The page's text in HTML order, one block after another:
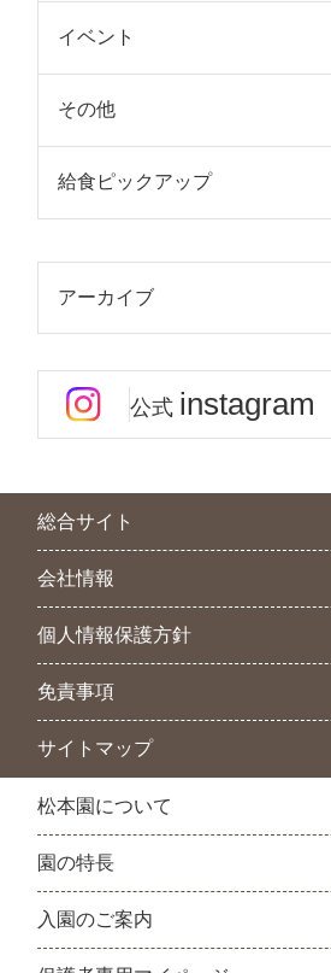
イベント
その他
給食ピックアップ
アーカイブ
公式 instagram
総合サイト
会社情報
個人情報保護方針
免責事項
サイトマップ
松本園について
園の特長
入園のご案内